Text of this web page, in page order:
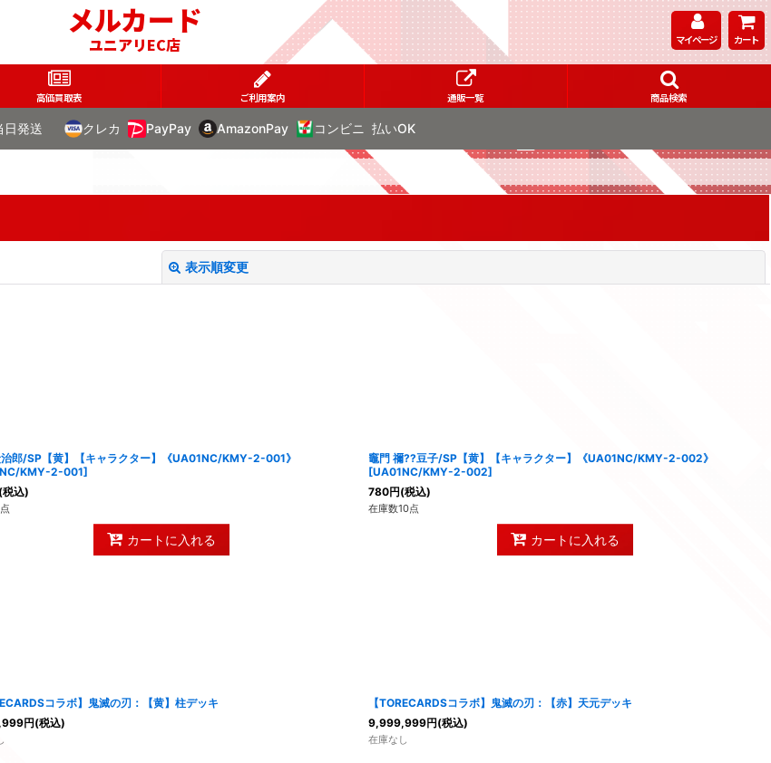
メルカード
ユニアリEC店 マイページ カート
高価買取表 ご利用案内 通販一覧 商品検索
発送 クレカ PayPay AmazonPay コンビニ 払いOK
表示順変更
絞り込む
郎/SP【黄】【キャラクター】《UA01NC/KMY-2-001》
KMY-2-001]
(税込)
カートに入れる
竈門 禰??豆子/SP【黄】【キャラクター】《UA01NC/KMY-2-002》
[UA01NC/KMY-2-002]
780円(税込)
在庫数10点
カートに入れる
コラボ】鬼滅の刃：【黄】柱デッキ
円(税込)
【TORECARDSコラボ】鬼滅の刃：【赤】天元デッキ
9,999,999円(税込)
在庫なし